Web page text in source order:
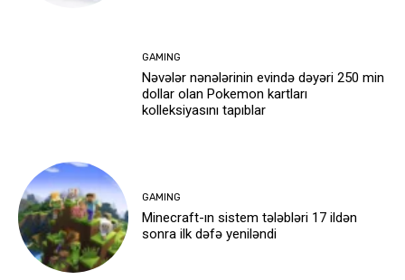
GAMING
Nəvələr nənələrinin evində dəyəri 250 min
dollar olan Pokemon kartları
kolleksiyasını tapıblar
GAMING
Minecraft-ın sistem tələbləri 17 ildən
sonra ilk dəfə yeniləndi